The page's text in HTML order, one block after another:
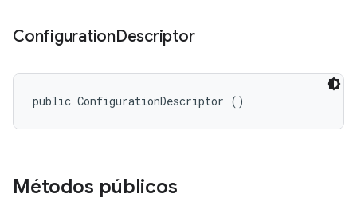
ConfigurationDescriptor
public ConfigurationDescriptor ()
Métodos públicos